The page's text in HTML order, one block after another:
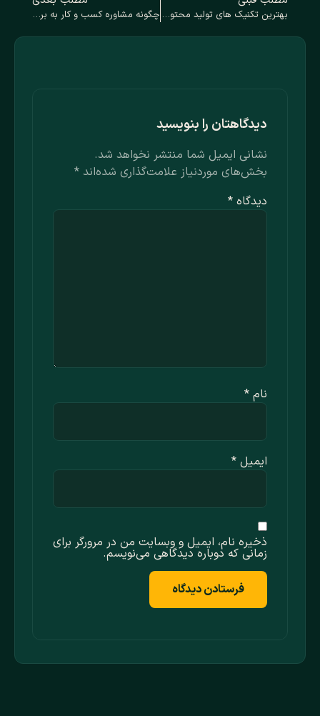
بهترین تکنیک‌ های تولید محتوا برای اینستاگرام مارکتینگ موفق چگونه مشاوره کسب و کار به برندسازی کارخانه شما کمک می‌کند
دیدگاهتان را بنویسید
نشانی ایمیل شما منتشر نخواهد شد.
بخش‌های موردنیاز علامت‌گذاری شده‌اند *
دیدگاه *
نام *
ایمیل *
ذخیره نام، ایمیل و وبسایت من در مرورگر برای
زمانی که دوباره دیدگاهی می‌نویسم.